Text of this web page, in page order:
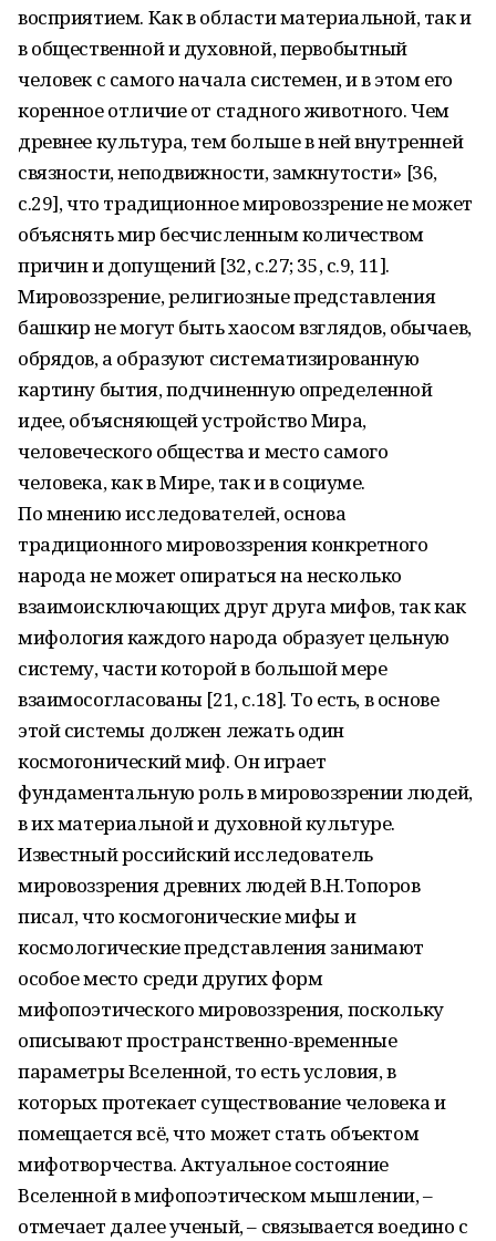
восприятием. Как в области материальной, так и
в общественной и духовной, первобытный
человек с самого начала системен, и в этом его
коренное отличие от стадного животного. Чем
древнее культура, тем больше в ней внутренней
связности, неподвижности, замкнутости» [36,
с.29], что традиционное мировоззрение не может
объяснять мир бесчисленным количеством
причин и допущений [32, с.27; 35, с.9, 11].
Мировоззрение, религиозные представления
башкир не могут быть хаосом взглядов, обычаев,
обрядов, а образуют систематизированную
картину бытия, подчиненную определенной
идее, объясняющей устройство Мира,
человеческого общества и место самого
человека, как в Мире, так и в социуме.
По мнению исследователей, основа
традиционного мировоззрения конкретного
народа не может опираться на несколько
взаимоисключающих друг друга мифов, так как
мифология каждого народа образует цельную
систему, части которой в большой мере
взаимосогласованы [21, с.18]. То есть, в основе
этой системы должен лежать один
космогонический миф. Он играет
фундаментальную роль в мировоззрении людей,
в их материальной и духовной культуре.
Известный российский исследователь
мировоззрения древних людей В.Н.Топоров
писал, что космогонические мифы и
космологические представления занимают
особое место среди других форм
мифопоэтического мировоззрения, поскольку
описывают пространственно-временные
параметры Вселенной, то есть условия, в
которых протекает существование человека и
помещается всё, что может стать объектом
мифотворчества. Актуальное состояние
Вселенной в мифопоэтическом мышлении, –
отмечает далее ученый, – связывается воедино с